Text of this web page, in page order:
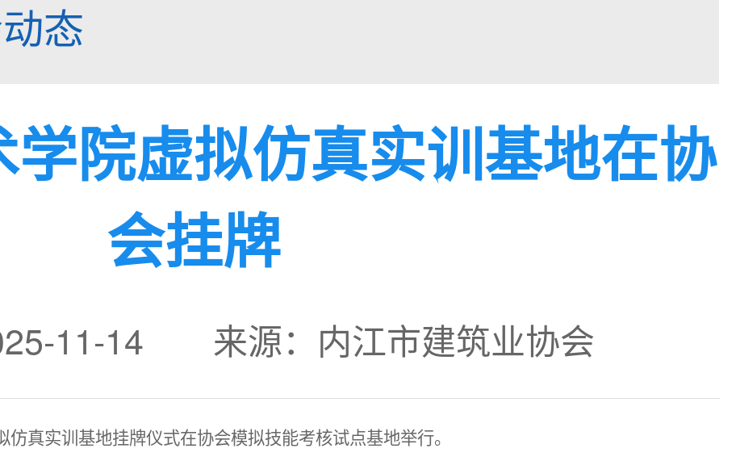
态
院虚拟仿真实训基地在协
会挂牌
11-14 来源：内江市建筑业协会
仿真实训基地挂牌仪式在协会模拟技能考核试点基地举行。